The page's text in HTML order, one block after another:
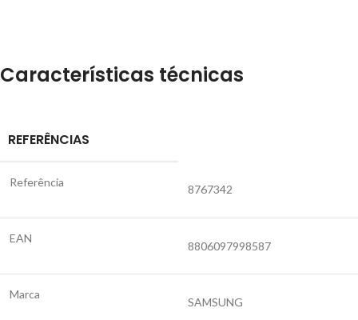
Características técnicas
REFERÊNCIAS
Referência
8767342
EAN
8806097998587
Marca
SAMSUNG